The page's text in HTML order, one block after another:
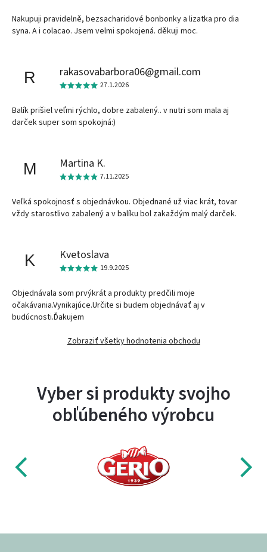
Nakupuji pravidelně, bezsacharidové bonbonky a lizatka pro dia
syna. A i colacao. Jsem velmi spokojená. děkuji moc.
R rakasovabarbora06@gmail.com
27.1.2026
Balík prišiel veľmi rýchlo, dobre zabalený.. v nutri som mala aj
darček super som spokojná:)
M Martina K.
7.11.2025
Veľká spokojnosť s objednávkou. Objednané už viac krát, tovar
vždy starostlivo zabalený a v balíku bol zakaždým malý darček.
K Kvetoslava
19.9.2025
Objednávala som prvýkrát a produkty predčili moje
očakávania.Vynikajúce.Určite si budem objednávať aj v
budúcnosti.Ďakujem
Zobraziť všetky hodnotenia obchodu
Vyber si produkty svojho
obľúbeného výrobcu